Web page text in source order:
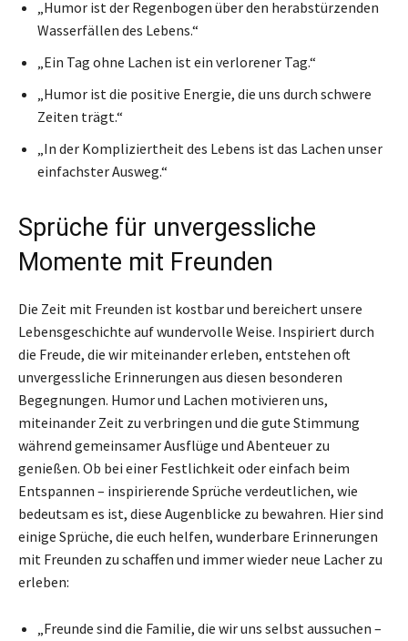
„Humor ist der Regenbogen über den herabstürzenden
Wasserfällen des Lebens.“
„Ein Tag ohne Lachen ist ein verlorener Tag.“
„Humor ist die positive Energie, die uns durch schwere
Zeiten trägt.“
„In der Kompliziertheit des Lebens ist das Lachen unser
einfachster Ausweg.“
Sprüche für unvergessliche
Momente mit Freunden
Die Zeit mit Freunden ist kostbar und bereichert unsere
Lebensgeschichte auf wundervolle Weise. Inspiriert durch
die Freude, die wir miteinander erleben, entstehen oft
unvergessliche Erinnerungen aus diesen besonderen
Begegnungen. Humor und Lachen motivieren uns,
miteinander Zeit zu verbringen und die gute Stimmung
während gemeinsamer Ausflüge und Abenteuer zu
genießen. Ob bei einer Festlichkeit oder einfach beim
Entspannen – inspirierende Sprüche verdeutlichen, wie
bedeutsam es ist, diese Augenblicke zu bewahren. Hier sind
einige Sprüche, die euch helfen, wunderbare Erinnerungen
mit Freunden zu schaffen und immer wieder neue Lacher zu
erleben:
„Freunde sind die Familie, die wir uns selbst aussuchen –